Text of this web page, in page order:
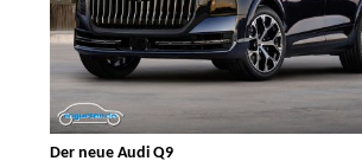
Der neue Audi Q9